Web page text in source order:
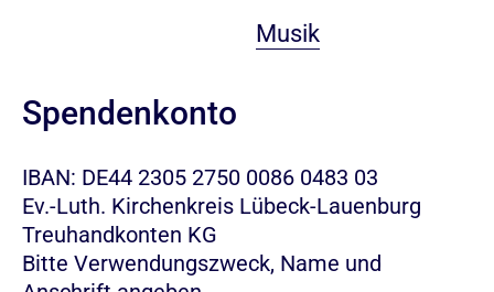
Musik
Spendenkonto
IBAN: DE44 2305 2750 0086 0483 03
Ev.-Luth. Kirchenkreis Lübeck-Lauenburg
Treuhandkonten KG
Bitte Verwendungszweck, Name und